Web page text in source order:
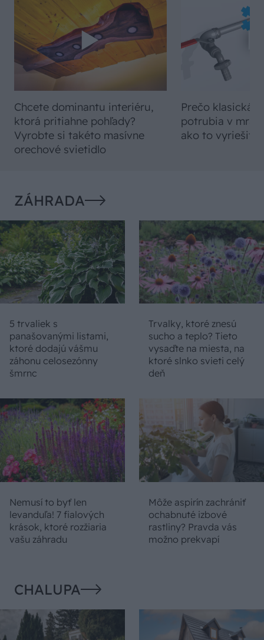
Chcete dominantu interiéru,
ktorá pritiahne pohľady?
Vyrobte si takéto masívne
orechové svietidlo
Prečo klasická
potrubia v
ako to vyriešiť
ZÁHRADA
5 trvaliek s
panašovanými listami,
ktoré dodajú vášmu
záhonu celosezónny
šmrnc
Trvalky, ktoré znesú
sucho a teplo? Tieto
vysaďte na miesta, na
ktoré slnko svieti celý
deň
Nemusí to byť len
levanduľa! 7 fialových
krások, ktoré rozžiaria
vašu záhradu
Môže aspirín zachrániť
ochabnuté izbové
rastliny? Pravda vás
možno prekvapí
CHALUPA